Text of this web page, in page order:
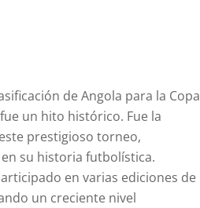
de Angola para la Copa
un hito histórico. Fue la
prestigioso torneo,
su historia futbolística.
en varias ediciones de
un creciente nivel